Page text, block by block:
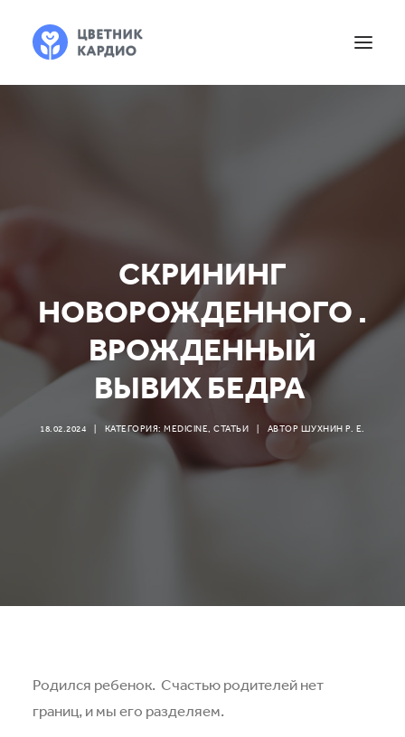
СКРИНИНГ
НОВОРОЖДЕННОГО .
ВРОЖДЕННЫЙ
ВЫВИХ БЕДРА
18.02.2024 КАТЕГОРИЯ:MEDICINE,СТАТЬИ АВТОР ШУХНИН Р. Е.
Родился ребенок. Счастью родителей нет
границ, и мы его разделяем.